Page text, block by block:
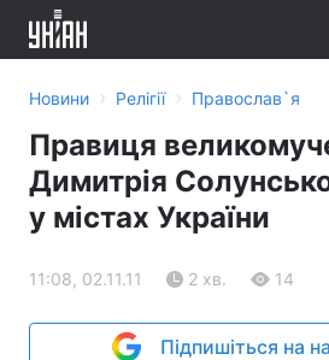
Новини › Релігії › Православ`я
Правиця
Димитрія
у містах України
11:08, 02.11.11 2 хв. 14
Підпишіться на